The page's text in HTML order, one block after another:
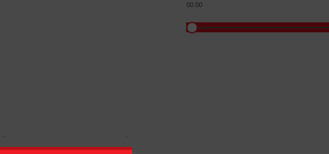
00:00